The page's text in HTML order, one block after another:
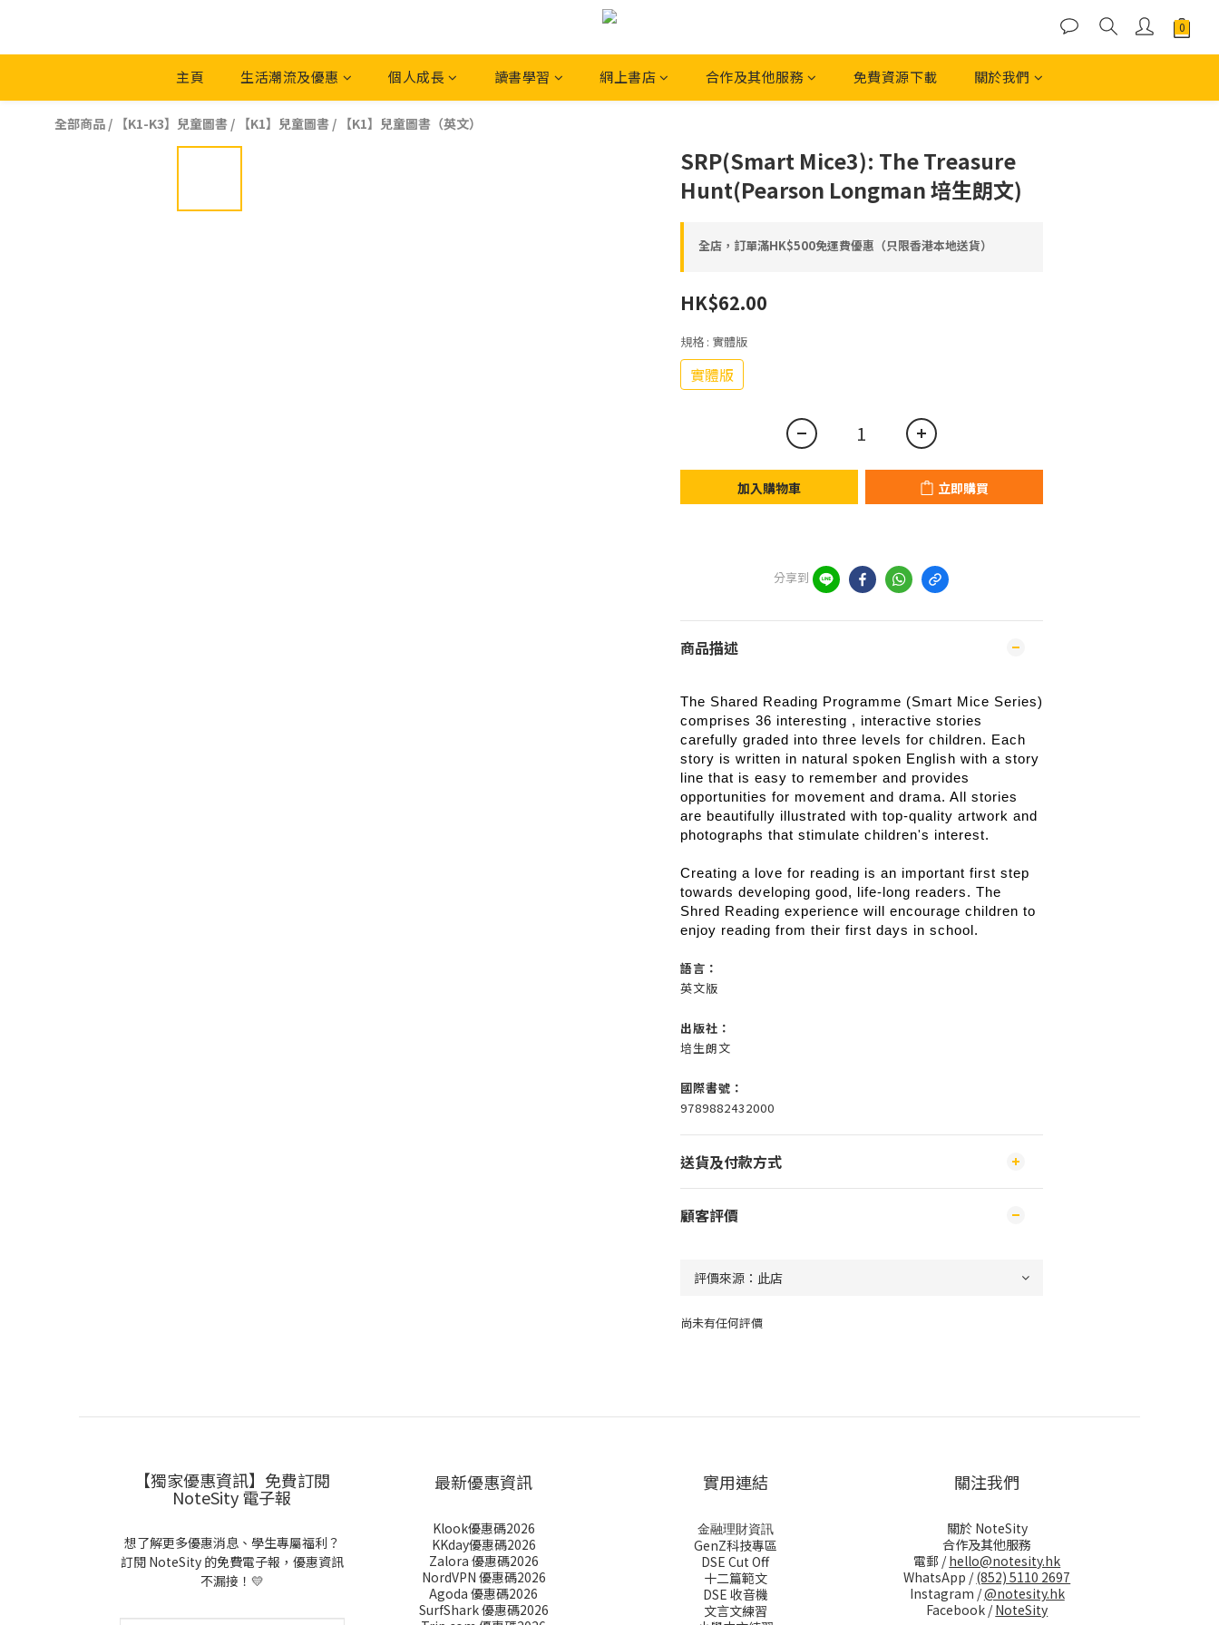
主頁 生活潮流及優惠 個人成長 讀書學習 網上書店 合作及其他服務 免費資源下載 關於我們
全部商品 / 【K1-K3】兒童圖書 / 【K1】兒童圖書 / 【K1】兒童圖書（英文）
SRP(Smart Mice3): The Treasure
Hunt(Pearson Longman 培生朗文)
全店，訂單滿HK$500免運費優惠（只限香港本地送貨）
HK$62.00
規格 : 實體版
實體版
加入購物車 立即購買
分享到
商品描述
The Shared Reading Programme (Smart Mice Series)
comprises 36 interesting , interactive stories
carefully graded into three levels for children. Each
story is written in natural spoken English with a story
line that is easy to remember and provides
opportunities for movement and drama. All stories
are beautifully illustrated with top-quality artwork and
photographs that stimulate children's interest.
Creating a love for reading is an important first step
towards developing good, life-long readers. The
Shred Reading experience will encourage children to
enjoy reading from their first days in school.
語言：
英文版
出版社：
培生朗文
國際書號：
9789882432000
送貨及付款方式
顧客評價
尚未有任何評價
【獨家優惠資訊】免費訂閱
NoteSity 電子報
想了解更多優惠消息、學生專屬福利？
訂閱 NoteSity 的免費電子報，優惠資訊
不漏接！💛
最新優惠資訊
Klook優惠碼2026
KKday優惠碼2026
Zalora 優惠碼2026
NordVPN 優惠碼2026
Agoda 優惠碼2026
SurfShark 優惠碼2026
實用連結
金融理財資訊
GenZ科技專區
DSE Cut Off
十二篇範文
DSE 收音機
文言文練習
關注我們
關於 NoteSity
合作及其他服務
電郵 /hello@notesity.hk
WhatsApp /(852) 5110 2697
Instagram /@notesity.hk
Facebook /NoteSity